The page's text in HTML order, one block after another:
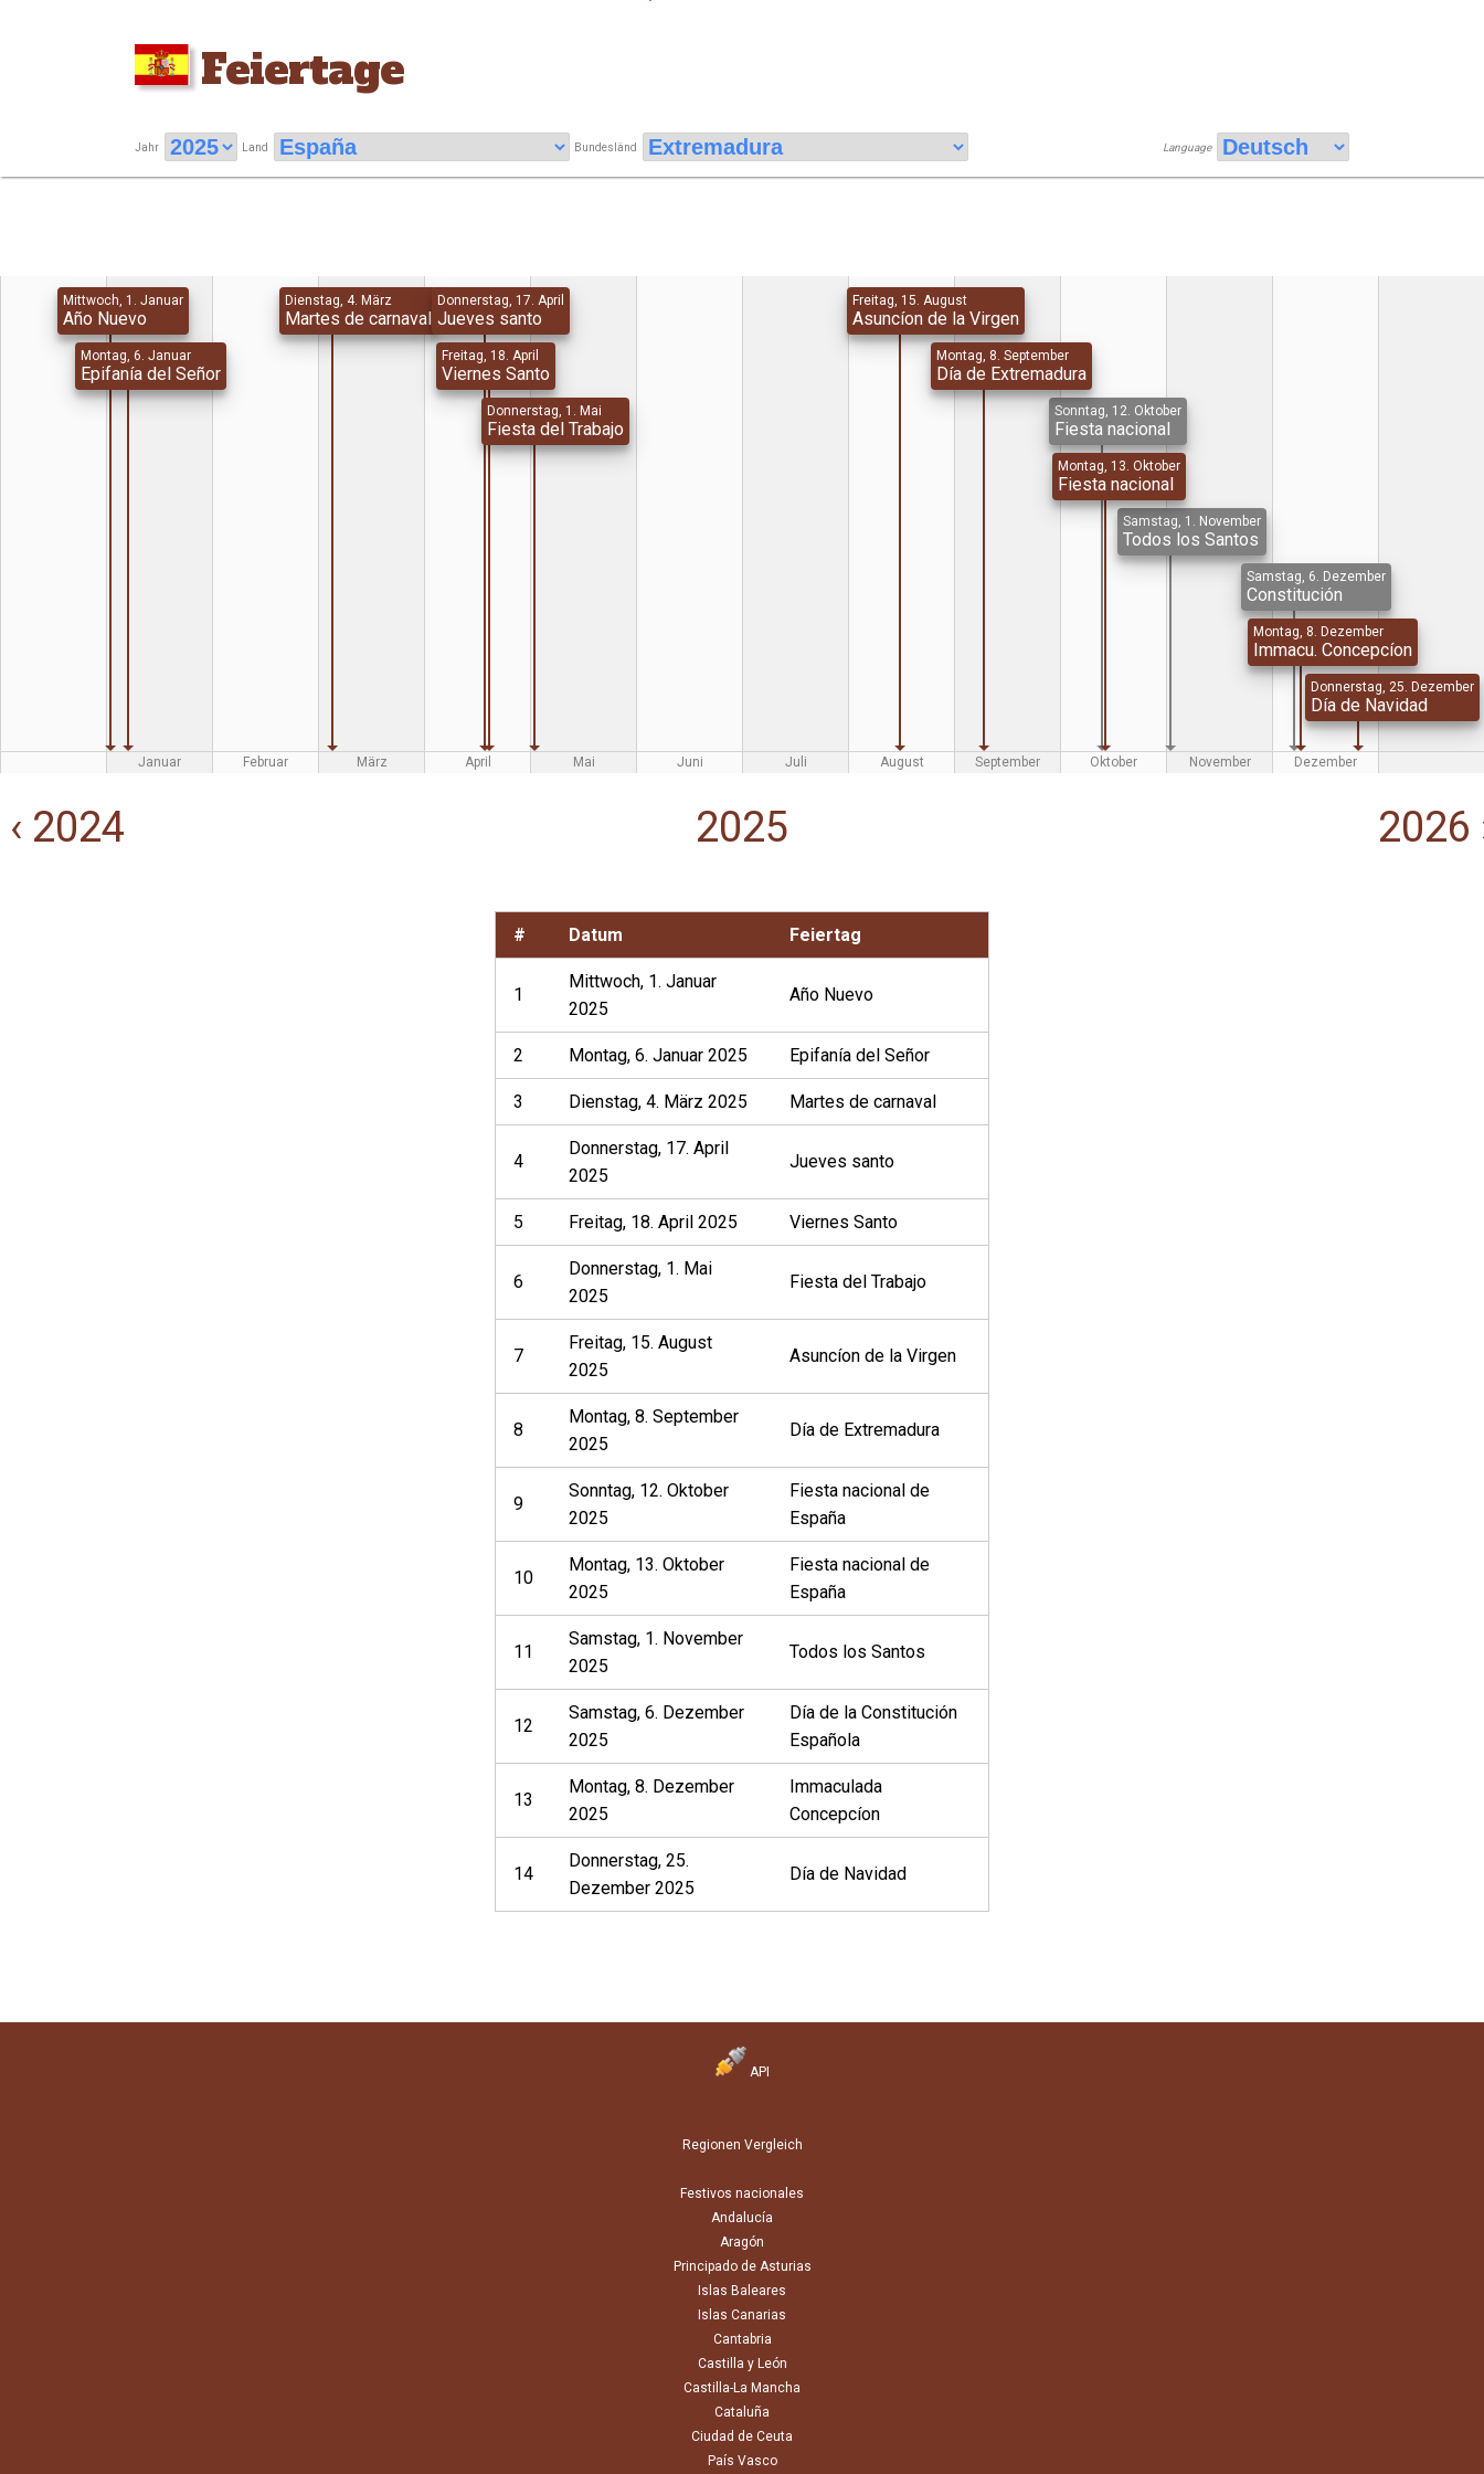
Feiertage
Jahr Land Bundesländ Language
Mittwoch, 1. Januar
Año Nuevo
Montag, 6. Januar
Epifanía del Señor
Dienstag, 4. März
Martes de carnaval
Donnerstag, 17. April
Jueves santo
Freitag, 18. April
Viernes Santo
Donnerstag, 1. Mai
Fiesta del Trabajo
Freitag, 15. August
Asuncíon de la Virgen
Montag, 8. September
Día de Extremadura
Sonntag, 12. Oktober
Fiesta nacional
Montag, 13. Oktober
Fiesta nacional
Samstag, 1. November
Todos los Santos
Samstag, 6. Dezember
Constitución
Montag, 8. Dezember
Immacu. Concepcíon
Donnerstag, 25. Dezember
Día de Navidad
Januar Februar März April Mai Juni Juli August September Oktober November Dezember
‹ 2024 2025 2026
# Datum Feiertag
1
Mittwoch, 1. Januar
2025
Año Nuevo
2 Montag, 6. Januar 2025 Epifanía del Señor
3 Dienstag, 4. März 2025 Martes de carnaval
4
Donnerstag, 17. April
2025
Jueves santo
5 Freitag, 18. April 2025 Viernes Santo
6
Donnerstag, 1. Mai
2025
Fiesta del Trabajo
7
Freitag, 15. August
2025
Asuncíon de la Virgen
8
Montag, 8. September
2025
Día de Extremadura
9
Sonntag, 12. Oktober
2025
Fiesta nacional de
España
10
Montag, 13. Oktober
2025
Fiesta nacional de
España
11
Samstag, 1. November
2025
Todos los Santos
12
Samstag, 6. Dezember
2025
Día de la Constitución
Española
13
Montag, 8. Dezember
2025
Immaculada
Concepcíon
14
Donnerstag, 25.
Dezember 2025
Día de Navidad
API
Regionen Vergleich
Festivos nacionales
Andalucía
Aragón
Principado de Asturias
Islas Baleares
Islas Canarias
Cantabria
Castilla y León
Castilla-La Mancha
Cataluña
Ciudad de Ceuta
País Vasco